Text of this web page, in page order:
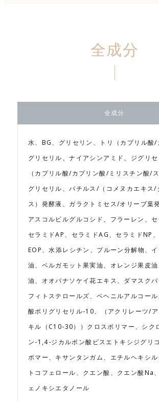
全成分
全成分
水、BG、グリセリン、トリ（カプリル酸/
グリセリル、ナイアシンアミド、ジグリセ
（カプリル酸/カプリン酸/ミリスチン酸/ス
グリセリル、バチルス/（コメヌカエキス/
ス）発酵液、ガラクトミセス/オリーブ葉
アスコルビルグルコシド、フラーレン、セ
セラミドAP、セラミドAG、セラミドNP
EOP、水添レシチン、プルーン分解物、
油、ベルガモット果実油、オレンジ果皮
油、オオバナソケイ花エキス、ダマスクバ
フィトステロールズ、ベヘニルアルコー
酸ポリグリセリル-10、（アクリレーツ/
キル（C10-30））クロスポリマー、シク
ン-1,4-ジカルボン酸ビスエトキシジグリ
ボマー、キサンタンガム、エチルヘキシル
トコフェロール、クエン酸、クエン酸Na
ェノキシエタノール